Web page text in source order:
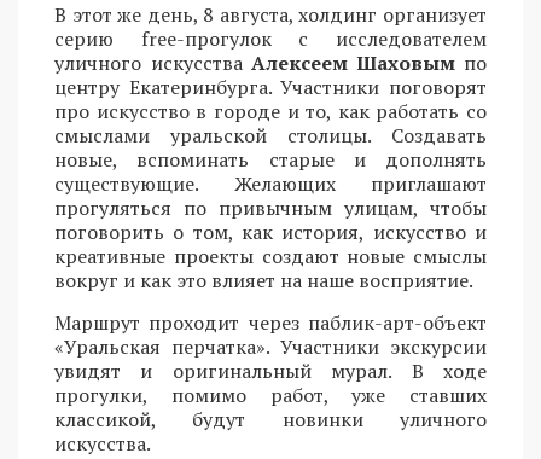
В этот же день, 8 августа, холдинг организует
серию free-прогулок с исследователем
уличного искусства Алексеем Шаховым по
центру Екатеринбурга. Участники поговорят
про искусство в городе и то, как работать со
смыслами уральской столицы. Создавать
новые, вспоминать старые и дополнять
существующие. Желающих приглашают
прогуляться по привычным улицам, чтобы
поговорить о том, как история, искусство и
креативные проекты создают новые смыслы
вокруг и как это влияет на наше восприятие.
Маршрут проходит через паблик-арт-объект
«Уральская перчатка». Участники экскурсии
увидят и оригинальный мурал. В ходе
прогулки, помимо работ, уже ставших
классикой, будут новинки уличного
искусства.